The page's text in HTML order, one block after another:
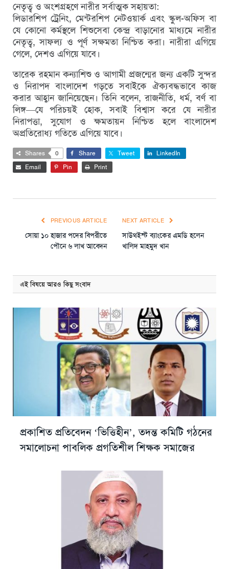
নেতৃত্ব ও অংশগ্রহণে নারীর সর্বাত্মক সহায়তা:
লিডারশিপ ট্রেনিং, মেন্টরশিপ নেটওয়ার্ক এবং স্কুল-অফিস বা
যে কোনো কর্মস্থলে শিশুসেবা কেন্দ্র বাড়ানোর মাধ্যমে নারীর
নেতৃত্ব, সাফল্য ও পূর্ণ সক্ষমতা নিশ্চিত করা। নারীরা এগিয়ে
গেলে, দেশও এগিয়ে যাবে।
তারেক রহমান কন্যাশিশু ও আগামী প্রজন্মের জন্য একটি সুন্দর
ও নিরাপদ বাংলাদেশ গড়তে সবাইকে ঐক্যবদ্ধভাবে কাজ
করার আহ্বান জানিয়েছেন। তিনি বলেন, রাজনীতি, ধর্ম, বর্ণ বা
লিঙ্গ—যে পরিচয়ই হোক, সবাই বিশ্বাস করে যে নারীর
নিরাপত্তা, সুযোগ ও ক্ষমতায়ন নিশ্চিত হলে বাংলাদেশ
অপ্রতিরোধ্য গতিতে এগিয়ে যাবে।
Shares 0 Share Tweet
LinkedIn
Email
Pin Print
PREVIOUS ARTICLE
সোয়া ১০ হাজার পদের বিপরীতে
পৌনে ৬ লাখ আবেদন
NEXT ARTICLE
সাউথইস্ট ব্যাংকের এমডি হলেন
খালিদ মাহমুদ খান
এই বিষয়ে আরও কিছু সংবাদ
প্রকাশিত প্রতিবেদন ‘ভিত্তিহীন’, তদন্ত কমিটি গঠনের
সমালোচনা পাবলিক প্রগতিশীল শিক্ষক সমাজের